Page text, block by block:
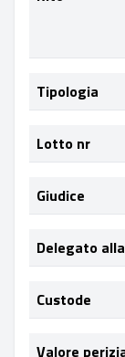
Tipologia
Lotto nr
Giudice
Delegato
Custode
Valore